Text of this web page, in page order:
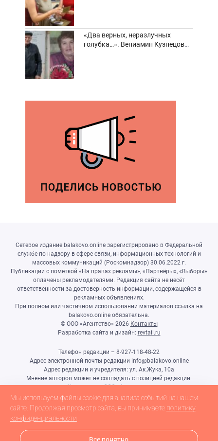
«Два верных, неразлучных
голубка…». Вениамин Кузнецов
Сетевое издание balakovo.online зарегистрировано в Федеральной
службе по надзору в сфере связи, информационных технологий и
массовых коммуникаций (Роскомнадзор) 30.06.2022 г.
Публикации с пометкой «На правах рекламы», «Партнёры», «Выборы»
оплачены рекламодателями. Редакция сайта не несёт
ответственности за достоверность информации, содержащейся в
рекламных объявлениях.
При полном или частичном использовании материалов ссылка на
balakovo.online обязательна.
© ООО «Агентство» 2026 Контакты
Разработка сайта и дизайн: revtail.ru
Телефон редакции – 8-927-118-48-22
Адрес электронной почты редакции info@balakovo.online
Адрес редакции и учредителя: ул. Ак.Жука, 10а
Мнение авторов может не совпадать с позицией редакции.
Учредитель: ООО «Агентство»
Гл.редактор Ивлиева Н.Н.
Настоящий ресурс может содержать материалы 18+
Мы используем файлы cookie для анализа событий на нашем
сайте. Продолжая просмотр сайта, вы принимаете политику
конфиденциальности